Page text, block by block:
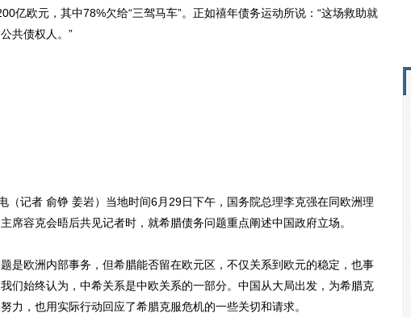
欧元，其中78%欠给“三驾马车”。正如禧年债务运动所说：“这场救助就
共债权人。”
记者 俞铮 姜岩）当地时间6月29日下午，国务院总理李克强在同欧洲理
席容克会晤后共见记者时，就希腊债务问题重点阐述中国政府立场。
欧洲内部事务，但希腊能否留在欧元区，不仅关系到欧元的稳定，也事
们始终认为，中希关系是中欧关系的一部分。中国从大局出发，为希腊克
力，也用实际行动回应了希腊克服危机的一些关切和请求。